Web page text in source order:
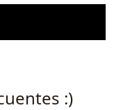
:)